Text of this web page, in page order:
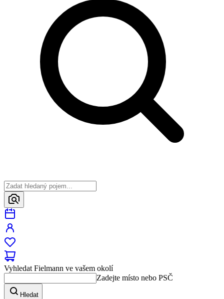
Vyhledat Fielmann ve vašem okolí
Zadejte místo nebo PSČ
Hledat